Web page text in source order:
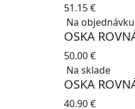
51.15€
Na
OSKA
50.00€
Na sklade
OSKA
40.90€